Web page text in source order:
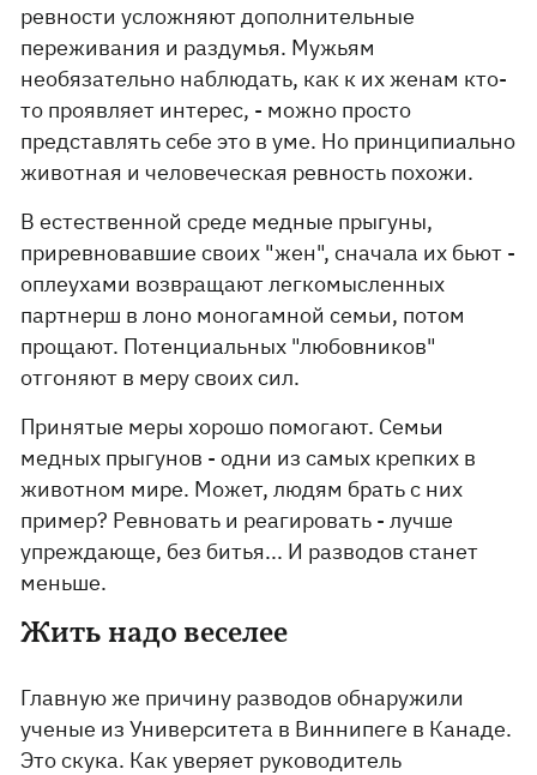
ревности усложняют дополнительные
переживания и раздумья. Мужьям
необязательно наблюдать, как к их женам кто-
то проявляет интерес, - можно просто
представлять себе это в уме. Но принципиально
животная и человеческая ревность похожи.
В естественной среде медные прыгуны,
приревновавшие своих "жен", сначала их бьют -
оплеухами возвращают легкомысленных
партнерш в лоно моногамной семьи, потом
прощают. Потенциальных "любовников"
отгоняют в меру своих сил.
Принятые меры хорошо помогают. Семьи
медных прыгунов - одни из самых крепких в
животном мире. Может, людям брать с них
пример? Ревновать и реагировать - лучше
упреждающе, без битья... И разводов станет
меньше.
Жить надо веселее
Главную же причину разводов обнаружили
ученые из Университета в Виннипеге в Канаде.
Это скука. Как уверяет руководитель